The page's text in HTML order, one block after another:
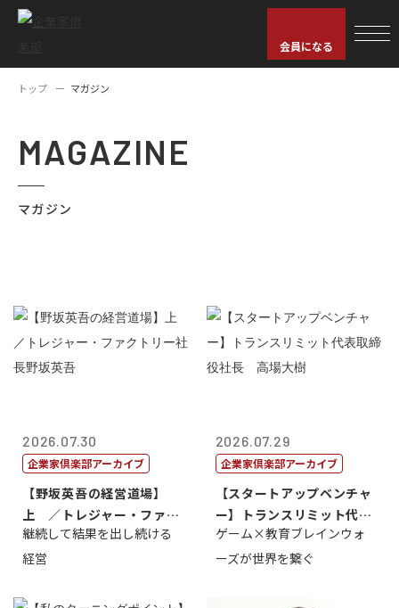
会員になる
トップ マガジン
MAGAZINE
マガジン
2026.07.30
企業家倶楽部アーカイブ
【野坂英吾の経営道場】
上 ／トレジャー・ファク
トリー社長野坂...
継続して結果を出し続ける
経営
2026.07.29
企業家倶楽部アーカイブ
【スタートアップベンチャ
ー】トランスリミット代表
取締役社長 ...
ゲーム×教育ブレインウォ
ーズが世界を繋ぐ